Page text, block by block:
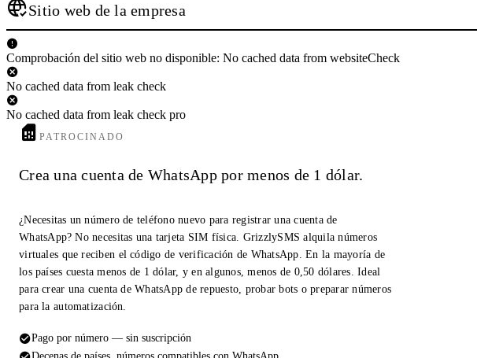
Sitio web de la empresa
Comprobación del sitio web no disponible: No cached data from websiteCheck
No cached data from leak check
No cached data from leak check pro
PATROCINADO
Crea una cuenta de WhatsApp por menos de 1 dólar.
¿Necesitas un número de teléfono nuevo para registrar una cuenta de
WhatsApp? No necesitas una tarjeta SIM física. GrizzlySMS alquila números
virtuales que reciben el código de verificación de WhatsApp. En la mayoría de
los países cuesta menos de 1 dólar, y en algunos, menos de 0,50 dólares. Ideal
para crear una cuenta de WhatsApp de repuesto, probar bots o preparar números
para la automatización.
Pago por número — sin suscripción